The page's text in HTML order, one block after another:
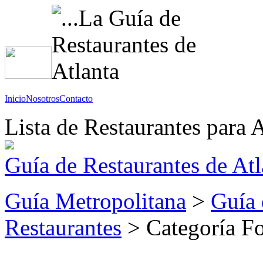
InicioNosotrosContacto
Lista de Restaurantes para
Guía de Restaurantes de
Guía Metropolitana > Guía
Restaurantes > Categoría